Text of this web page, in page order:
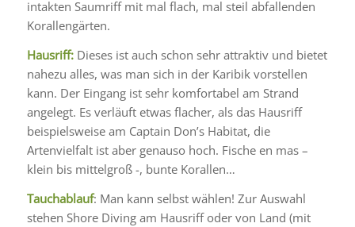
intakten Saumriff mit mal flach, mal steil abfallenden
Korallengärten.
Hausriff:Dieses ist auch schon sehr attraktiv und bietet
nahezu alles, was man sich in der Karibik vorstellen
kann. Der Eingang ist sehr komfortabel am Strand
angelegt. Es verläuft etwas flacher, als das Hausriff
beispielsweise am Captain Don’s Habitat, die
Artenvielfalt ist aber genauso hoch. Fische en mas –
klein bis mittelgroß -, bunte Korallen…
Tauchablauf: Man kann selbst wählen! Zur Auswahl
stehen Shore Diving am Hausriff oder von Land (mit